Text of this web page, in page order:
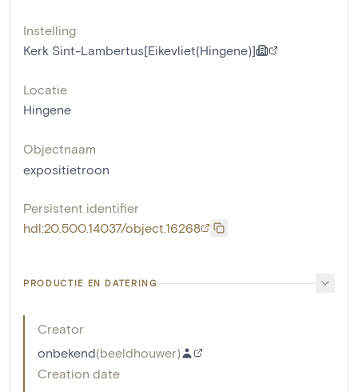
Instelling
Kerk Sint-Lambertus[Eikevliet(Hingene)]
Locatie
Hingene
Objectnaam
expositietroon
Persistent identifier
hdl:20.500.14037/object.16268
PRODUCTIE EN DATERING
Creator
onbekend(beeldhouwer)
Creation date